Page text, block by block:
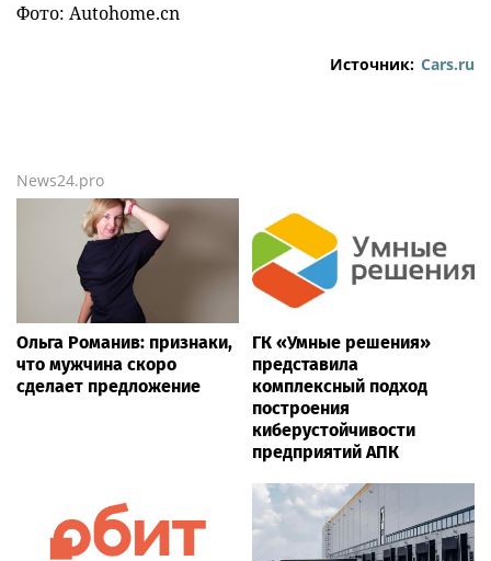
Фото: Autohome.cn
Источник: Cars.ru
News24.pro
Ольга Романив: признаки,
что мужчина скоро
сделает предложение
ГК «Умные решения»
представила
комплексный подход
построения
киберустойчивости
предприятий АПК